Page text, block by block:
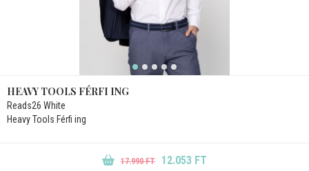
HEAVY TOOLS FÉRFI ING
Reads26 White
Heavy Tools Férfi ing
17.990 FT 12.053 FT